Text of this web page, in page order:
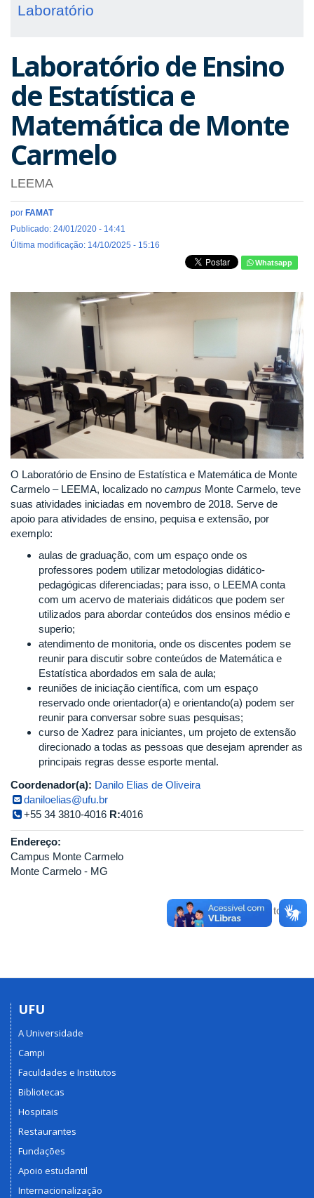
Laboratório
Laboratório de Ensino
de Estatística e
Matemática de Monte
Carmelo
LEEMA
por FAMAT
Publicado: 24/01/2020 - 14:41
Última modificação: 14/10/2025 - 15:16
Whatsapp
O Laboratório de Ensino de Estatística e Matemática de Monte
Carmelo – LEEMA, localizado no campus Monte Carmelo, teve
suas atividades iniciadas em novembro de 2018. Serve de
apoio para atividades de ensino, pequisa e extensão, por
exemplo:
aulas de graduação, com um espaço onde os
professores podem utilizar metodologias didático-
pedagógicas diferenciadas; para isso, o LEEMA conta
com um acervo de materiais didáticos que podem ser
utilizados para abordar conteúdos dos ensinos médio e
superio;
atendimento de monitoria, onde os discentes podem se
reunir para discutir sobre conteúdos de Matemática e
Estatística abordados em sala de aula;
reuniões de iniciação científica, com um espaço
reservado onde orientador(a) e orientando(a) podem ser
reunir para conversar sobre suas pesquisas;
curso de Xadrez para iniciantes, um projeto de extensão
direcionado a todas as pessoas que desejam aprender as
principais regras desse esporte mental.
Coordenador(a): Danilo Elias de Oliveira
daniloelias@ufu.br
+55 34 3810-4016 R:4016
Endereço:
Campus Monte Carmelo
Monte Carmelo - MG
Voltar para o topo
UFU
A Universidade
Campi
Faculdades e Institutos
Bibliotecas
Hospitais
Restaurantes
Fundações
Apoio estudantil
Internacionalização